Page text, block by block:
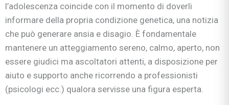
l’adolescenza coincide con il momento di doverli
informare della propria condizione genetica, una notizia
che può generare ansia e disagio. È fondamentale
mantenere un atteggiamento sereno, calmo, aperto, non
essere giudici ma ascoltatori attenti, a disposizione per
aiuto e supporto anche ricorrendo a professionisti
(psicologi ecc.) qualora servisse una figura esperta.